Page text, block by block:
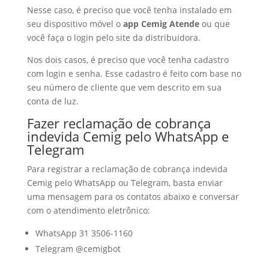
Nesse caso, é preciso que você tenha instalado em
seu dispositivo móvel o app Cemig Atendeou que
você faça o login pelo site da distribuidora.
Nos dois casos, é preciso que você tenha cadastro
com login e senha. Esse cadastro é feito com base no
seu número de cliente que vem descrito em sua
conta de luz.
Fazer reclamação de cobrança
indevida Cemig pelo WhatsApp e
Telegram
Para registrar a reclamação de cobrança indevida
Cemig pelo WhatsApp ou Telegram, basta enviar
uma mensagem para os contatos abaixo e conversar
com o atendimento eletrônico:
WhatsApp 31 3506-1160
Telegram @cemigbot